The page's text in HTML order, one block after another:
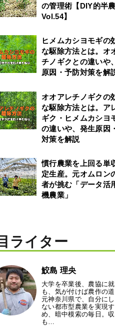
の管理術【DIY的半
Vol.54】
ヒメムカシヨモギの
な駆除方法とは。オ
チノギクとの違いや
原因・予防対策を解
オオアレチノギクの
な駆除方法とは。ア
ギク・ヒメムカシヨ
の違いや、発生原因
対策を解説
慣行農業を上回る単
定生産。元オムロン
者が挑む「データ活
機農業」
ライター
鮫島 理央
大学を卒業後、農協に
も、気が付けば農作の
元神奈川県で、自分にし
ない都市型農業を実現
め、暗中模索の毎日。収
も…